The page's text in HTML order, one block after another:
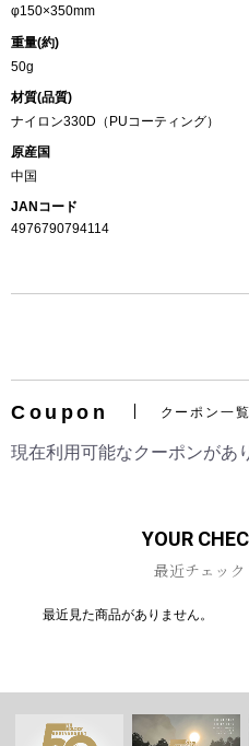
φ150×350mm
重量(約)
50g
材質(品質)
ナイロン330D（PUコーティング）
原産国
中国
JANコード
4976790794114
Coupon クーポン一覧
現在利用可能なクーポンがあ
YOUR
最近チェック
最近見た商品がありません。